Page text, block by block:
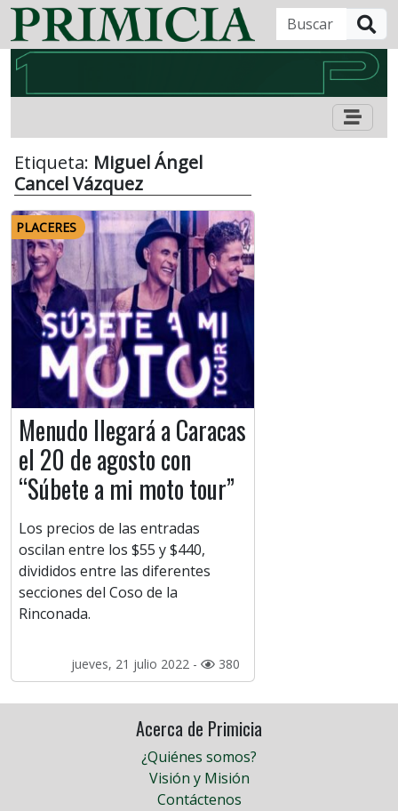
Etiqueta: Miguel Ángel
Cancel Vázquez
PLACERES
Menudo llegará a Caracas
el 20 de agosto con
“Súbete a mi moto tour”
Los precios de las entradas
oscilan entre los $55 y $440,
divididos entre las diferentes
secciones del Coso de la
Rinconada.
jueves, 21 julio 2022 - 380
Acerca de Primicia
¿Quiénes somos?
Visión y Misión
Contáctenos